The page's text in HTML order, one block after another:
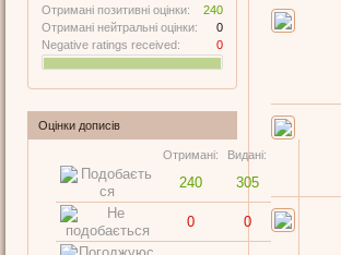
Отримані позитивні оцінки:
240
Отримані нейтральні оцінки:
0
Negative ratings received:
0
Оцінки дописів
Отримані: Видані:
240 305
0 0